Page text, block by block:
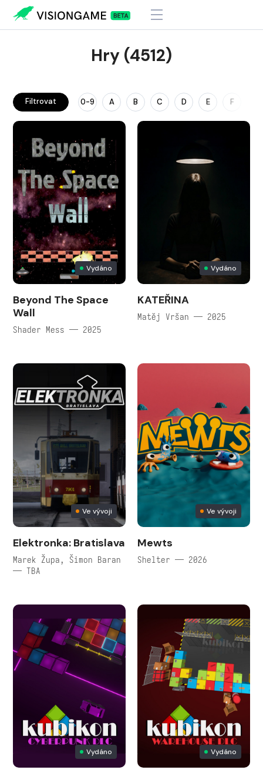
Hry (4512)
Filtrovat 0-9 A B C D E F
Vydáno
Beyond The Space
Wall
Shader Mess — 2025
Vydáno
KATEŘINA
Matěj Vršan — 2025
Ve vývoji
Elektronka: Bratislava
Marek Župa, Šimon Baran
— TBA
Ve vývoji
Mewts
Shelter — 2026
Vydáno Vydáno